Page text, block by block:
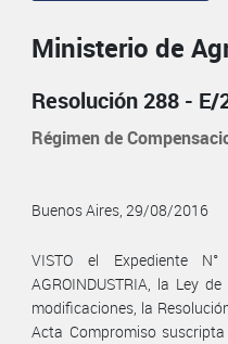
Ministerio de
Resolución 288 - E/
Régimen de
Buenos Aires, 29/08/2016
VISTO el Expediente
AGROINDUSTRIA, la Ley
modificaciones, la
Acta Compromiso suscripta